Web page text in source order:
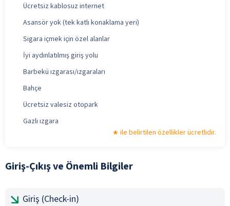
Ücretsiz kablosuz internet
Asansör yok (tek katlı konaklama yeri)
Sigara içmek için özel alanlar
İyi aydınlatılmış giriş yolu
Barbekü ızgarası/ızgaraları
Bahçe
Ücretsiz valesiz otopark
Gazlı ızgara
ile belirtilen özellikler ücretlidir.
Giriş-Çıkış ve Önemli Bilgiler
Giriş (Check-in)